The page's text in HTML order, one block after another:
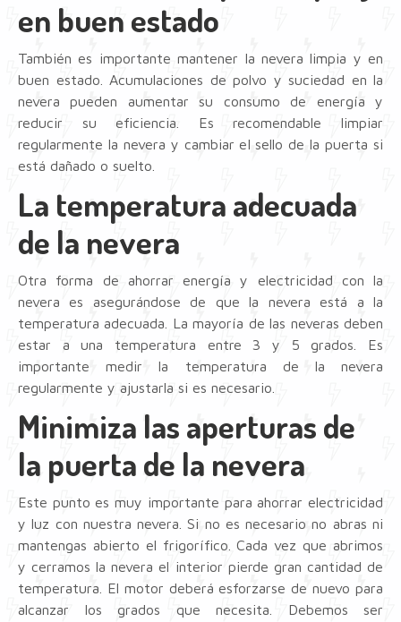
en buen estado
También es importante mantener la nevera limpia y en
buen estado. Acumulaciones de polvo y suciedad en la
nevera pueden aumentar su consumo de energía y
reducir su eficiencia. Es recomendable limpiar
regularmente la nevera y cambiar el sello de la puerta si
está dañado o suelto.
La temperatura adecuada
de la nevera
Otra forma de ahorrar energía y electricidad con la
nevera es asegurándose de que la nevera está a la
temperatura adecuada. La mayoría de las neveras deben
estar a una temperatura entre 3 y 5 grados. Es
importante medir la temperatura de la nevera
regularmente y ajustarla si es necesario.
Minimiza las aperturas de
la puerta de la nevera
Este punto es muy importante para ahorrar electricidad
y luz con nuestra nevera. Si no es necesario no abras ni
mantengas abierto el frigorífico. Cada vez que abrimos
y cerramos la nevera el interior pierde gran cantidad de
temperatura. El motor deberá esforzarse de nuevo para
alcanzar los grados que necesita. Debemos ser